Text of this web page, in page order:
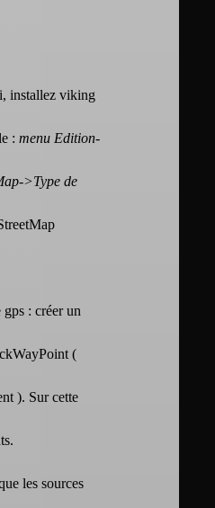
installez viking
: menu Edition-
>Type de
gps : créer un
(
). Sur cette
les sources